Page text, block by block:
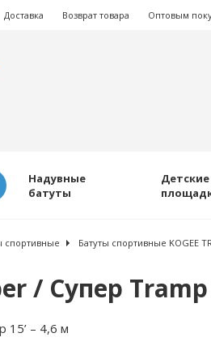
Доставка Возврат товара Оптовым
Надувные
батуты
спортивные Батуты спортивные KOGEE
/ Супер
15’ – 4,6 м